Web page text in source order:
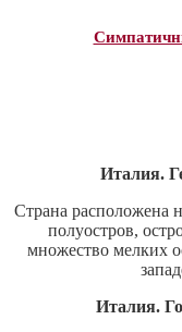
Италия.
Страна расположена
полуостров,
множество мелких
Италия.